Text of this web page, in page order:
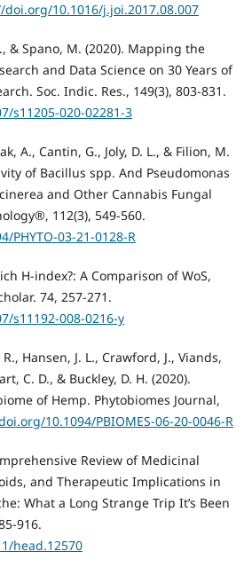
10.1016/j.joi.2017.08.007
& Spano, M. (2020). Mapping the
and Data Science on 30 Years of
Soc. Indic. Res., 149(3), 803-831.
s11205-020-02281-3
A., Cantin, G., Joly, D. L., & Filion, M.
of Bacillus spp. And Pseudomonas
and Other Cannabis Fungal
112(3), 549-560.
PHYTO-03-21-0128-R
H-index?: A Comparison of WoS,
74, 257-271.
s11192-008-0216-y
Hansen, J. L., Crawford, J., Viands,
C. D., & Buckley, D. H. (2020).
of Hemp. Phytobiomes Journal,
10.1094/PBIOMES-06-20-0046-R
Review of Medicinal
and Therapeutic Implications in
What a Long Strange Trip It’s Been
916.
head.12570